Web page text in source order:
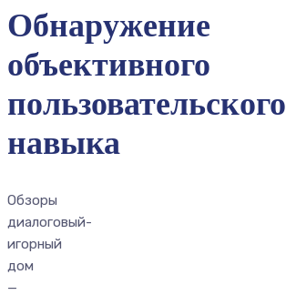
Обнаружение
объективного
пользовательского
навыка
Обзоры
диалоговый-
игорный
дом
—